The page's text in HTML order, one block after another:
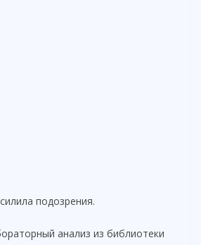
подозрения.
анализ из библиотеки